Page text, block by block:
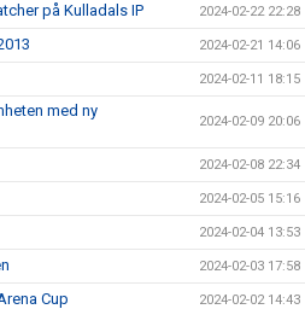
på Kulladals IP 2024-02-22 22:28
2024-02-21 14:06
2024-02-11 18:15
med ny
2024-02-09 20:06
2024-02-08 22:34
2024-02-05 15:16
2024-02-04 13:53
2024-02-03 17:58
Cup 2024-02-02 14:43